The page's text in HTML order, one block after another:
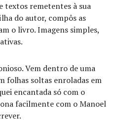
textos remetentes à sua
do autor, compôs as
o livro. Imagens simples,
Vem dentro de uma
folhas soltas enroladas em
encantada só com o
facilmente com o Manoel